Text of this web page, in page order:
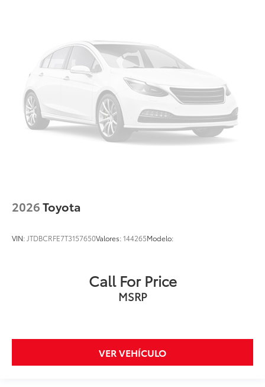
2026Toyota
VIN: JTDBCRFE7T3157650Valores:144265Modelo:
Call For Price
MSRP
VER VEHÍCULO